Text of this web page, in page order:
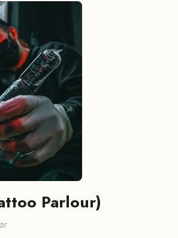
Parlour)